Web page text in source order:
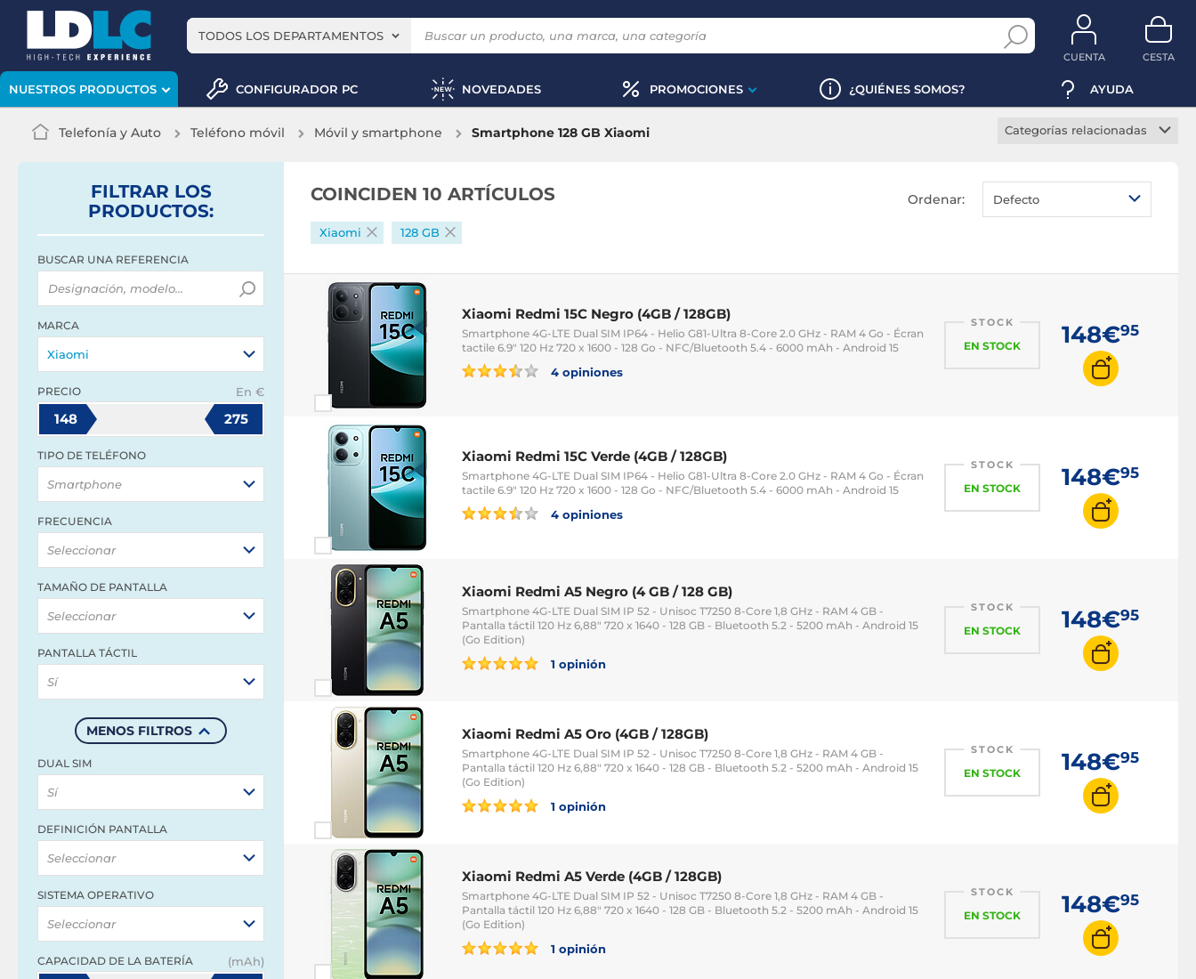
TODOS LOS DEPARTAMENTOS
CUENTA CESTA
NUESTROS PRODUCTOS CONFIGURADOR PC NOVEDADES PROMOCIONES ¿QUIÉNES SOMOS? AYUDA
Telefonía y Auto Teléfono móvil Móvil y smartphone Smartphone 128 GB Xiaomi
Categorías relacionadas
Smartphone gaming
Smartphone plegable
iPhone 16
iPhone 17
FILTRAR LOS
PRODUCTOS:
BUSCAR UNA REFERENCIA
MARCA
Xiaomi
PRECIO En €
148 275
TIPO DE TELÉFONO
Smartphone
FRECUENCIA
Seleccionar
TAMAÑO DE PANTALLA
Seleccionar
PANTALLA TÁCTIL
Sí
MENOS FILTROS
DUAL SIM
Sí
DEFINICIÓN PANTALLA
Seleccionar
SISTEMA OPERATIVO
Seleccionar
CAPACIDAD DE LA BATERÍA (mAh)
COINCIDEN 10 ARTÍCULOS Ordenar: Defecto
Xiaomi 128 GB
Xiaomi Redmi 15C Negro (4GB / 128GB)
Smartphone 4G-LTE Dual SIM IP64 - Helio G81-Ultra 8-Core 2.0 GHz - RAM 4 Go - Écran
tactile 6.9" 120 Hz 720 x 1600 - 128 Go - NFC/Bluetooth 5.4 - 6000 mAh - Android 15
4 opiniones
STOCK
EN STOCK 148€95
Xiaomi Redmi 15C Verde (4GB / 128GB)
Smartphone 4G-LTE Dual SIM IP64 - Helio G81-Ultra 8-Core 2.0 GHz - RAM 4 Go - Écran
tactile 6.9" 120 Hz 720 x 1600 - 128 Go - NFC/Bluetooth 5.4 - 6000 mAh - Android 15
4 opiniones
STOCK
EN STOCK 148€95
Xiaomi Redmi A5 Negro (4 GB / 128 GB)
Smartphone 4G-LTE Dual SIM IP 52 - Unisoc T7250 8-Core 1,8 GHz - RAM 4 GB -
Pantalla táctil 120 Hz 6,88" 720 x 1640 - 128 GB - Bluetooth 5.2 - 5200 mAh - Android 15
(Go Edition)
1 opinión
STOCK
EN STOCK 148€95
Xiaomi Redmi A5 Oro (4GB / 128GB)
Smartphone 4G-LTE Dual SIM IP 52 - Unisoc T7250 8-Core 1,8 GHz - RAM 4 GB -
Pantalla táctil 120 Hz 6,88" 720 x 1640 - 128 GB - Bluetooth 5.2 - 5200 mAh - Android 15
(Go Edition)
1 opinión
STOCK
EN STOCK 148€95
Xiaomi Redmi A5 Verde (4GB / 128GB)
Smartphone 4G-LTE Dual SIM IP 52 - Unisoc T7250 8-Core 1,8 GHz - RAM 4 GB -
Pantalla táctil 120 Hz 6,88" 720 x 1640 - 128 GB - Bluetooth 5.2 - 5200 mAh - Android 15
(Go Edition)
1 opinión
STOCK
EN STOCK 148€95